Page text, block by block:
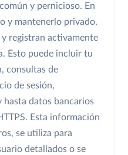
y pernicioso. En
y mantenerlo privado,
registran activamente
Esto puede incluir tu
consultas de
de sesión,
datos bancarios
Esta información
se utiliza para
detallados o se